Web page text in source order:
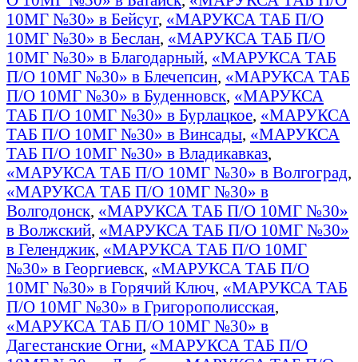
10МГ №30» в Бейсуг, «МАРУКСА ТАБ П/О
10МГ №30» в Беслан, «МАРУКСА ТАБ П/О
10МГ №30» в Благодарный, «МАРУКСА ТАБ
П/О 10МГ №30» в Блечепсин, «МАРУКСА ТАБ
П/О 10МГ №30» в Буденновск, «МАРУКСА
ТАБ П/О 10МГ №30» в Бурлацкое, «МАРУКСА
ТАБ П/О 10МГ №30» в Винсады, «МАРУКСА
ТАБ П/О 10МГ №30» в Владикавказ,
«МАРУКСА ТАБ П/О 10МГ №30» в Волгоград,
«МАРУКСА ТАБ П/О 10МГ №30» в
Волгодонск, «МАРУКСА ТАБ П/О 10МГ №30»
в Волжский, «МАРУКСА ТАБ П/О 10МГ №30»
в Геленджик, «МАРУКСА ТАБ П/О 10МГ
№30» в Георгиевск, «МАРУКСА ТАБ П/О
10МГ №30» в Горячий Ключ, «МАРУКСА ТАБ
П/О 10МГ №30» в Григорополисская,
«МАРУКСА ТАБ П/О 10МГ №30» в
Дагестанские Огни, «МАРУКСА ТАБ П/О